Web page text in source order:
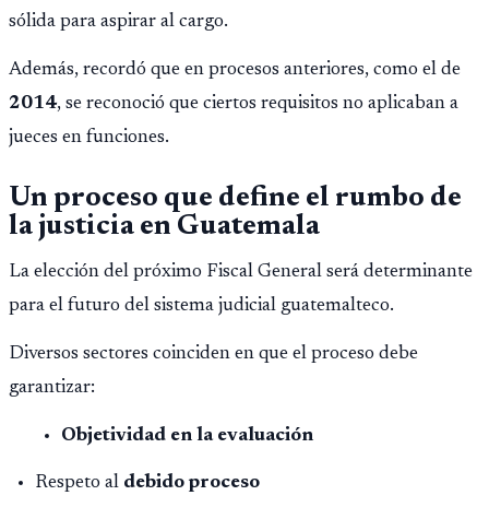
sólida para aspirar al cargo.
Además, recordó que en procesos anteriores, como el de
2014, se reconoció que ciertos requisitos no aplicaban a
jueces en funciones.
Un proceso que define el rumbo de
la justicia en Guatemala
La elección del próximo Fiscal General será determinante
para el futuro del sistema judicial guatemalteco.
Diversos sectores coinciden en que el proceso debe
garantizar:
Objetividad en la evaluación
Respeto al debido proceso